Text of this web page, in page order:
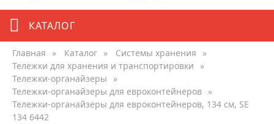
КАТАЛОГ
Главная » Каталог » Системы хранения
»
Тележки для хранения и транспортировки
»
Тележки-органайзеры
»
Тележки-органайзеры для евроконтейнеров »
Тележки-органайзеры для евроконтейнеров, 134 см, SE
134 6442